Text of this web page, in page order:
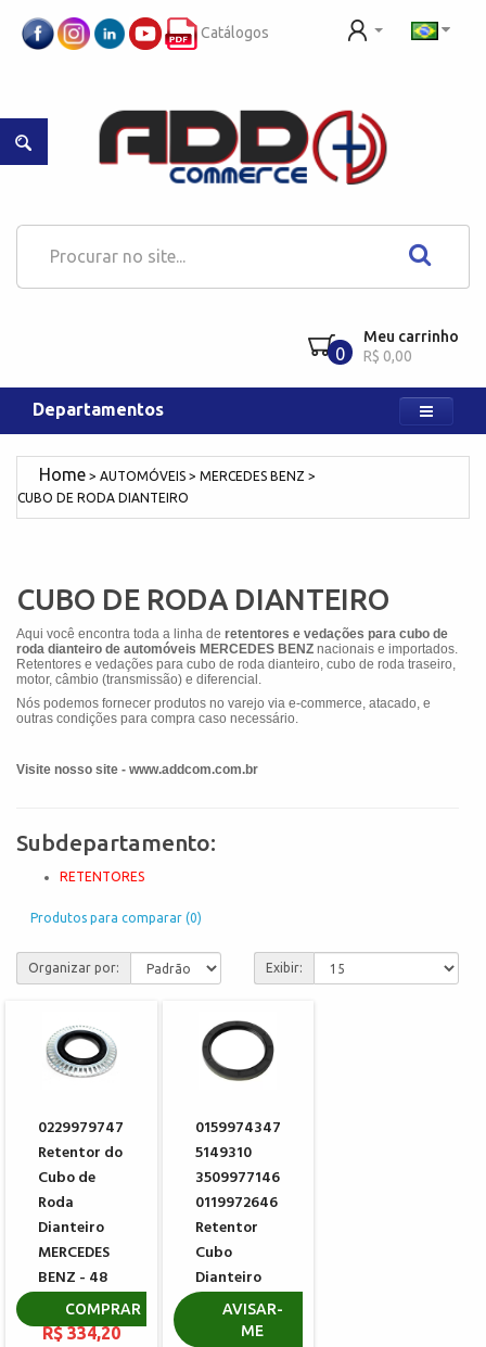
Catálogos
0
Meu carrinho
R$ 0,00
Departamentos
AUTOMÓVEIS
MERCEDES BENZ
CUBO DE RODA DIANTEIRO
CUBO DE RODA DIANTEIRO
Aqui você encontra toda a linha de retentores e vedações para cubo de
roda dianteiro de automóveis MERCEDES BENZ nacionais e importados.
Retentores e vedações para cubo de roda dianteiro, cubo de roda traseiro,
motor, câmbio (transmissão) e diferencial.
Nós podemos fornecer produtos no varejo via e-commerce, atacado, e
outras condições para compra caso necessário.
Visite nosso site - www.addcom.com.br
Subdepartamento:
RETENTORES
Produtos para comparar (0)
Organizar por: Exibir:
0229979747
Retentor do
Cubo de
Roda
Dianteiro
MERCEDES
BENZ - 48
furos
R$ 334,20
COMPRAR
0159974347
5149310
3509977146
0119972646
Retentor
Cubo
Dianteiro
CARRARO
025335
AVISAR-
ME